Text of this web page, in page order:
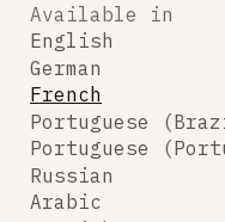
Available in
English
German
French
Portuguese
Portuguese
Russian
Arabic